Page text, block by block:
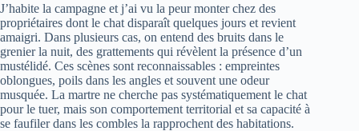
J’habite la campagne et j’ai vu la peur monter chez des
propriétaires dont le chat disparaît quelques jours et revient
amaigri. Dans plusieurs cas, on entend des bruits dans le
grenier la nuit, des grattements qui révèlent la présence d’un
mustélidé. Ces scènes sont reconnaissables : empreintes
oblongues, poils dans les angles et souvent une odeur
musquée. La martre ne cherche pas systématiquement le chat
pour le tuer, mais son comportement territorial et sa capacité à
se faufiler dans les combles la rapprochent des habitations.